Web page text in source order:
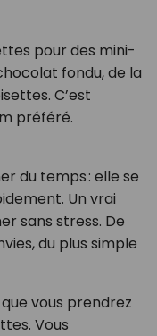
pour des mini-
fondu, de la
C’est
préféré.
du temps : elle se
Un vrai
sans stress. De
du plus simple
vous prendrez
Vous